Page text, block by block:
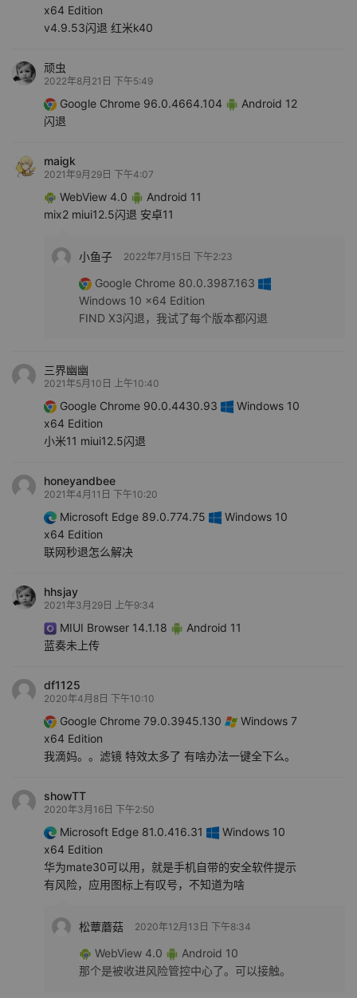
x64 Edition
v4.9.53闪退 红米k40
顽虫
2022年8月21日 下午5:49
Google Chrome 96.0.4664.104
Android 12
闪退
maigk
2021年9月29日 下午4:07
WebView 4.0
Android 11
mix2 miui12.5闪退 安卓11
小鱼子 2022年7月15日 下午2:23
Google Chrome 80.0.3987.163
Windows 10 x64 Edition
FIND X3闪退，我试了每个版本都闪退
三界幽幽
2021年5月10日 上午10:40
Google Chrome 90.0.4430.93
Windows 10
x64 Edition
小米11 miui12.5闪退
honeyandbee
2021年4月11日 下午10:20
Microsoft Edge 89.0.774.75
Windows 10
x64 Edition
联网秒退怎么解决
hhsjay
2021年3月29日 上午9:34
MIUI Browser 14.1.18
Android 11
蓝奏未上传
df1125
2020年4月8日 下午10:10
Google Chrome 79.0.3945.130
Windows 7
x64 Edition
我滴妈。。滤镜 特效太多了 有啥办法一键全下么。
showTT
2020年3月16日 下午2:50
Microsoft Edge 81.0.416.31
Windows 10
x64 Edition
华为mate30可以用，就是手机自带的安全软件提示
有风险，应用图标上有叹号，不知道为啥
松蕈蘑菇 2020年12月13日 下午8:34
WebView 4.0
Android 10
那个是被收进风险管控中心了。可以接触。